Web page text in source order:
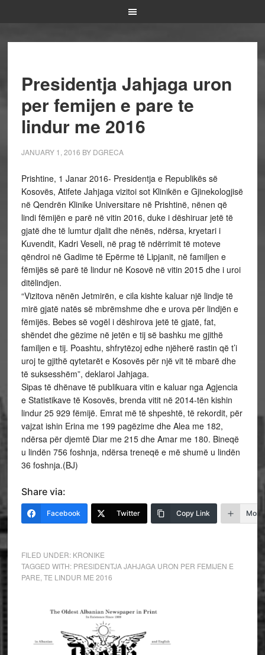
Presidentja Jahjaga uron
per femijen e pare te
lindur me 2016
JANUARY 1, 2016 BY DGRECA
Prishtine, 1 Janar 2016- Presidentja e Republikës së
Kosovës, Atifete Jahjaga vizitoi sot Klinikën e Gjinekologjisë
në Qendrën Klinike Universitare në Prishtinë, nënen që
lindi fëmijën e parë në vitin 2016, duke i dëshiruar jetë të
gjatë dhe të lumtur djalit dhe nënës, ndërsa, kryetari i
Kuvendit, Kadri Veseli, në prag të ndërrimit të moteve
qëndroi në Gadime të Epërme të Lipjanit, në familjen e
fëmijës së parë të lindur në Kosovë në vitin 2015 dhe i uroi
ditëlindjen.
“Vizitova nënën Jetmirën, e cila kishte kaluar një lindje të
mirë gjatë natës së mbrëmshme dhe e urova për lindjën e
fëmijës. Bebes së vogël i dëshirova jetë të gjatë, fat,
shëndet dhe gëzime në jetën e tij së bashku me gjithë
familjen e tij. Poashtu, shfrytëzoj edhe njëherë rastin që t’i
uroj te gjithë qytetarët e Kosovës për një vit të mbarë dhe
të suksesshëm”, deklaroi Jahjaga.
Sipas të dhënave të publikuara vitin e kaluar nga Agjencia
e Statistikave të Kosovës, brenda vitit në 2014-tën kishin
lindur 25 929 fëmijë. Emrat më të shpeshtë, të rekordit, për
vajzat ishin Erina me 199 pagëzime dhe Alea me 182,
ndërsa për djemtë Diar me 215 dhe Amar me 180. Bineqë
u lindën 756 foshnja, ndërsa treneqë e më shumë u lindën
36 foshnja.(BJ)
Share via:
Facebook Twitter Copy Link More
FILED UNDER: KRONIKE
TAGGED WITH: PRESIDENTJA JAHJAGA URON PER FEMIJEN E
PARE TE LINDUR ME 2016